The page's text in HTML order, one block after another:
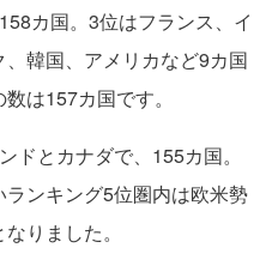
カ国。3位はフランス、イ
韓国、アメリカなど9カ国
は157カ国です。
ドとカナダで、155カ国。
ンキング5位圏内は欧米勢
りました。